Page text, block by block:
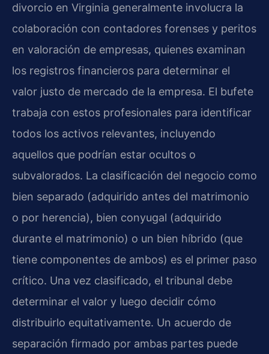
divorcio en Virginia generalmente involucra la
colaboración con contadores forenses y peritos
en valoración de empresas, quienes examinan
los registros financieros para determinar el
valor justo de mercado de la empresa. El bufete
trabaja con estos profesionales para identificar
todos los activos relevantes, incluyendo
aquellos que podrían estar ocultos o
subvalorados. La clasificación del negocio como
bien separado (adquirido antes del matrimonio
o por herencia), bien conyugal (adquirido
durante el matrimonio) o un bien híbrido (que
tiene componentes de ambos) es el primer paso
crítico. Una vez clasificado, el tribunal debe
determinar el valor y luego decidir cómo
distribuirlo equitativamente. Un acuerdo de
separación firmado por ambas partes puede